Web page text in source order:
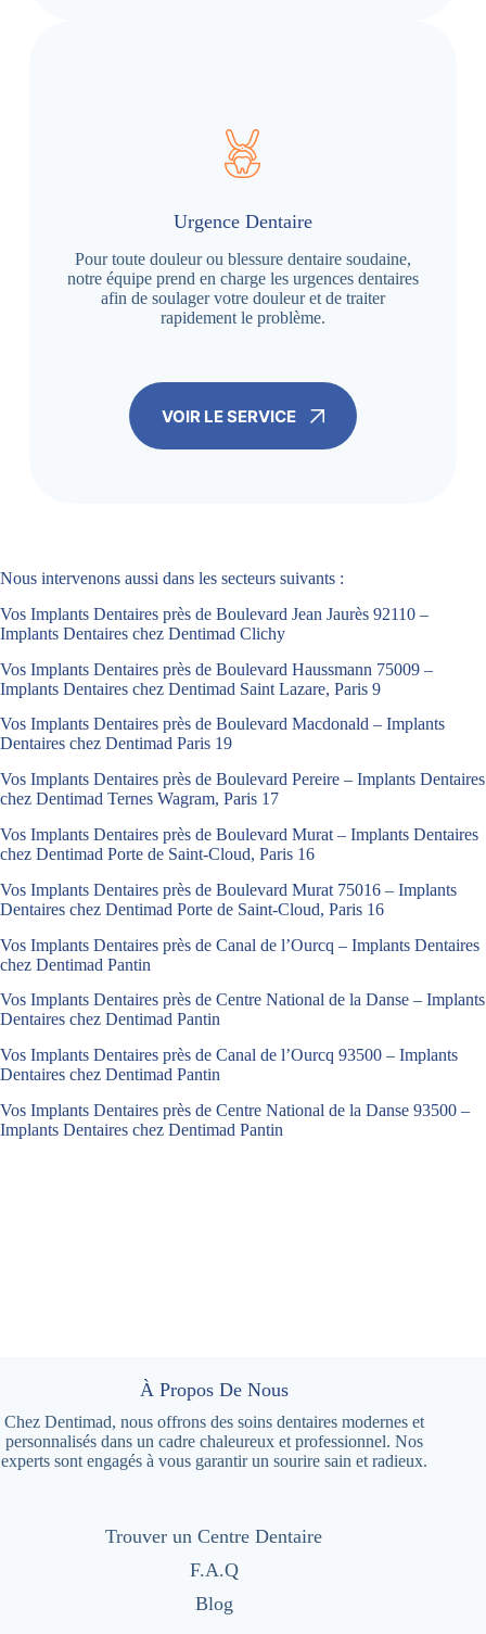
Urgence Dentaire
Pour toute douleur ou blessure dentaire soudaine,
notre équipe prend en charge les urgences dentaires
afin de soulager votre douleur et de traiter
rapidement le problème.
VOIR LE SERVICE
Nous intervenons aussi dans les secteurs suivants :
Vos Implants Dentaires près de Boulevard Jean Jaurès 92110 –
Implants Dentaires chez Dentimad Clichy
Vos Implants Dentaires près de Boulevard Haussmann 75009 –
Implants Dentaires chez Dentimad Saint Lazare, Paris 9
Vos Implants Dentaires près de Boulevard Macdonald – Implants
Dentaires chez Dentimad Paris 19
Vos Implants Dentaires près de Boulevard Pereire – Implants Dentaires
chez Dentimad Ternes Wagram, Paris 17
Vos Implants Dentaires près de Boulevard Murat – Implants Dentaires
chez Dentimad Porte de Saint-Cloud, Paris 16
Vos Implants Dentaires près de Boulevard Murat 75016 – Implants
Dentaires chez Dentimad Porte de Saint-Cloud, Paris 16
Vos Implants Dentaires près de Canal de l’Ourcq – Implants Dentaires
chez Dentimad Pantin
Vos Implants Dentaires près de Centre National de la Danse – Implants
Dentaires chez Dentimad Pantin
Vos Implants Dentaires près de Canal de l’Ourcq 93500 – Implants
Dentaires chez Dentimad Pantin
Vos Implants Dentaires près de Centre National de la Danse 93500 –
Implants Dentaires chez Dentimad Pantin
À Propos De Nous
Chez Dentimad, nous offrons des soins dentaires modernes et
personnalisés dans un cadre chaleureux et professionnel. Nos
experts sont engagés à vous garantir un sourire sain et radieux.
Trouver un Centre Dentaire
F.A.Q
Blog